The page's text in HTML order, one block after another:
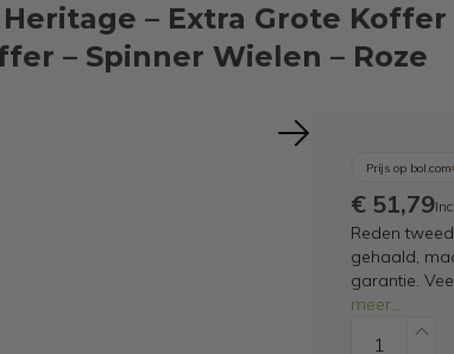
– Extra Grote
– Spinner Wielen – Roze
Prijs op bol.com
€ 51,79
Reden
gehaald,
garantie.
meer...